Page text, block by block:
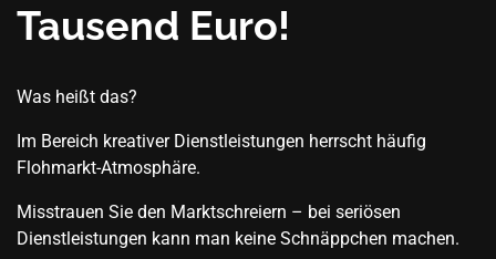
Tausend Euro!
Was heißt das?
Im Bereich kreativer Dienstleistungen herrscht häufig
Flohmarkt-Atmosphäre.
Misstrauen Sie den Marktschreiern – bei seriösen
Dienstleistungen kann man keine Schnäppchen machen.